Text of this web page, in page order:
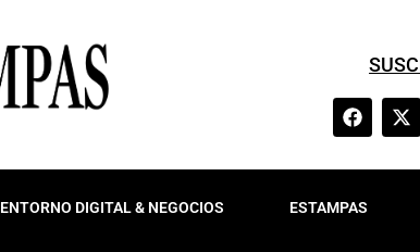
ENTORNO DIGITAL & NEGOCIOS ESTAMPAS